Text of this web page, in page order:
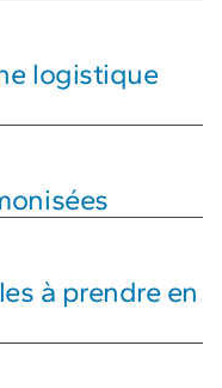
logistique
à prendre en